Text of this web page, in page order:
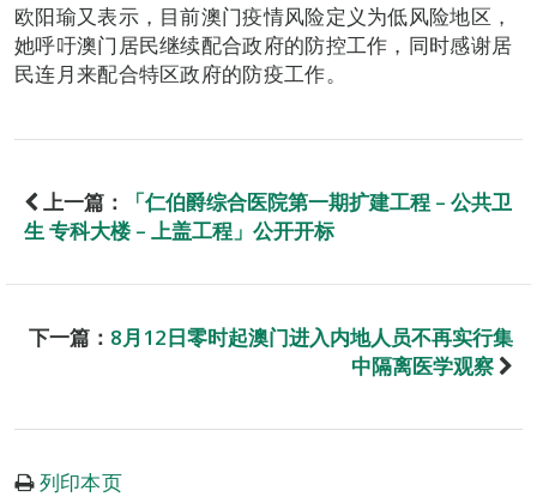
欧阳瑜又表示，目前澳门疫情风险定义为低风险地区，
她呼吁澳门居民继续配合政府的防控工作，同时感谢居
民连月来配合特区政府的防疫工作。
上一篇：
「仁伯爵综合医院第一期扩建工程 – 公共卫
生 专科大楼 – 上盖工程」公开开标
下一篇： 8月12日零时起澳门进入内地人员不再实行集
中隔离医学观察
列印本页